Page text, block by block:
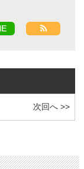
次回へ >>